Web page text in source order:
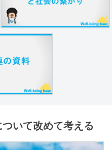
いて改めて考える